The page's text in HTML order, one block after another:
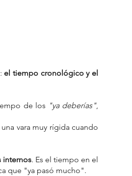
el tiempo cronológico y el
de los "ya deberías",
vara muy rígida cuando
internos. Es el tiempo en el
que "ya pasó mucho".